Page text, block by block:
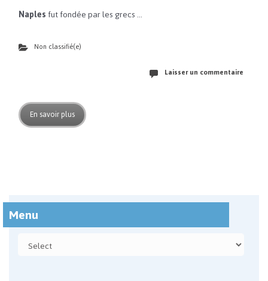
Naplesfut fondée par les grecs …
Non classifié(e)
Laisser un commentaire
En savoir plus
Menu